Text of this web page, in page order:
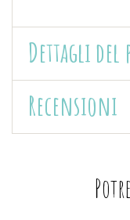
Dettagli del
Recensioni